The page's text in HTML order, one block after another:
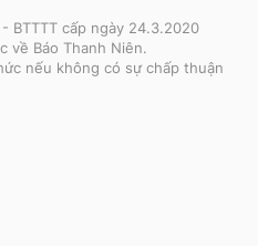
BTTTT cấp ngày 24.3.2020
về Báo Thanh Niên.
nếu không có sự chấp thuận